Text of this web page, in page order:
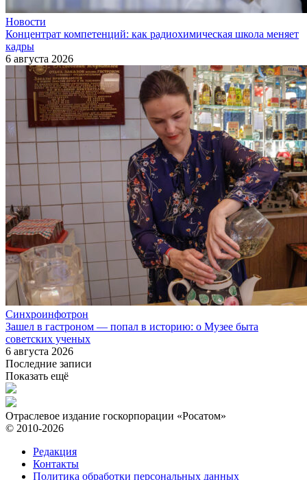
Новости
Концентрат компетенций: как радиохимическая школа меняет
кадры
6 августа 2026
Синхроинфотрон
Зашел в гастроном — попал в историю: о Музее быта
советских ученых
6 августа 2026
Последние записи
Показать ещё
Отраслевое издание госкорпорации «Росатом»
© 2010-2026
Редакция
Контакты
Политика обработки персональных данных